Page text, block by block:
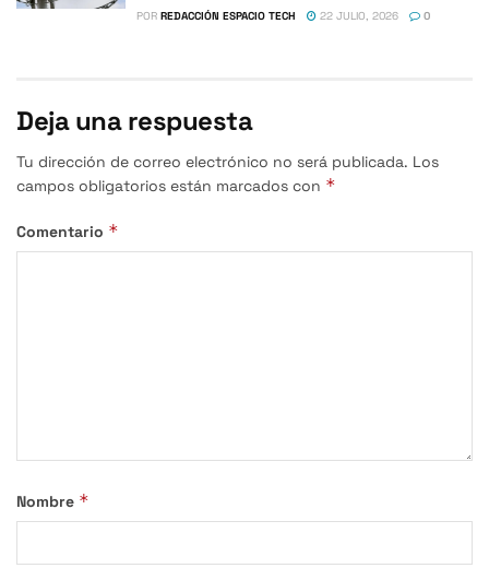
POR REDACCIÓN ESPACIO TECH 22 JULIO, 2026 0
Deja una respuesta
Tu dirección de correo electrónico no será publicada. Los
campos obligatorios están marcados con *
Comentario *
Nombre *